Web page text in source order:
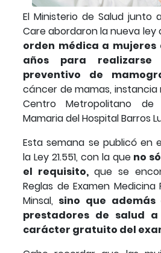
El Ministerio de Salud junto
Care abordaron la nueva ley
orden médica a mujeres
años para realizarse
preventivo de
cáncer de mamas, instancia
Centro Metropolitano de
Mamaria del Hospital Barros
Esta semana se publicó en
la Ley 21.551, con la que no
el requisito,que se
Reglas de Examen
Minsal, sino que
prestadores de salud
carácter gratuito del